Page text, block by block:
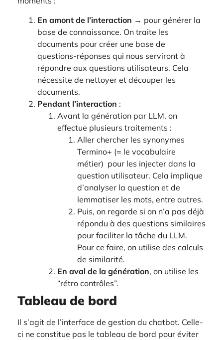
En amont de l’interaction → pour générer la
base de connaissance. On traite les
documents pour créer une base de
questions-réponses qui nous serviront à
répondre aux questions utilisateurs. Cela
nécessite de nettoyer et découper les
documents.
Pendant l’interaction :
Avant la génération par LLM, on
effectue plusieurs traitements :
Aller chercher les synonymes
Termino+ (= le vocabulaire
métier) pour les injecter dans la
question utilisateur. Cela implique
d’analyser la question et de
lemmatiser les mots, entre autres.
Puis, on regarde si on n’a pas déjà
répondu à des questions similaires
pour faciliter la tâche du LLM.
Pour ce faire, on utilise des calculs
de similarité.
En aval de la génération, on utilise les
“rétro contrôles”.
Tableau de bord
Il s’agit de l’interface de gestion du chatbot. Celle-
ci ne constitue pas le tableau de bord pour éviter